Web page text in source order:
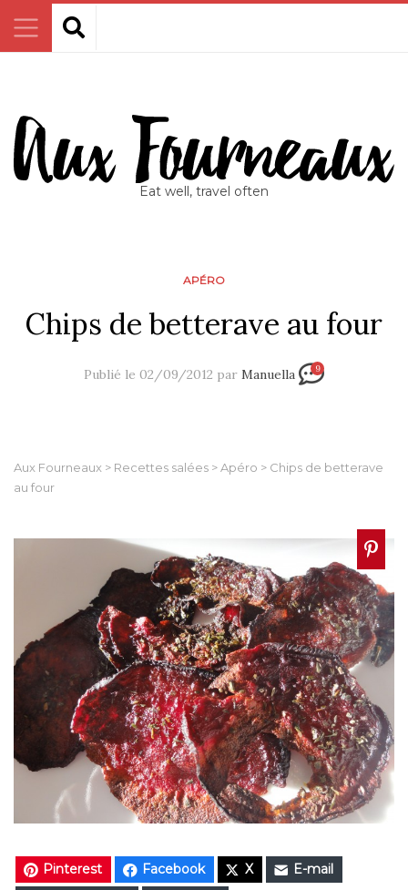
Eat well, travel often
APÉRO
Chips de betterave au four
Publié le 02/09/2012 par Manuella 9
Aux Fourneaux > Recettes salées >Apéro > Chips de betterave
au four
Pinterest Facebook X
E-mail